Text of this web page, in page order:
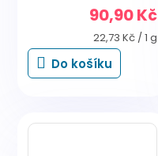
90,90 Kč
Měrná
cena:
22,73 Kč / 1 g
Do košíku